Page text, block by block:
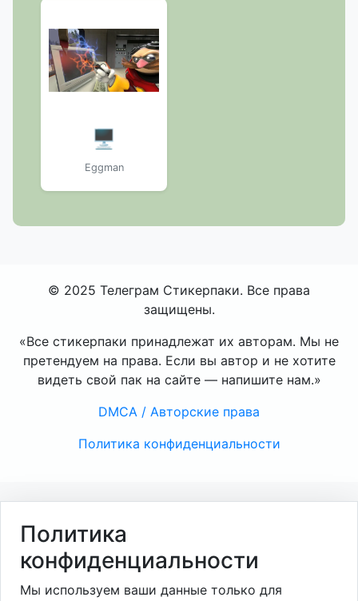
🖥️
Eggman
© 2025 Телеграм Стикерпаки. Все права
защищены.
«Все стикерпаки принадлежат их авторам. Мы не
претендуем на права. Если вы автор и не хотите
видеть свой пак на сайте — напишите нам.»
DMCA / Авторские права
Политика конфиденциальности
Политика
конфиденциальности
Мы используем ваши данные только для